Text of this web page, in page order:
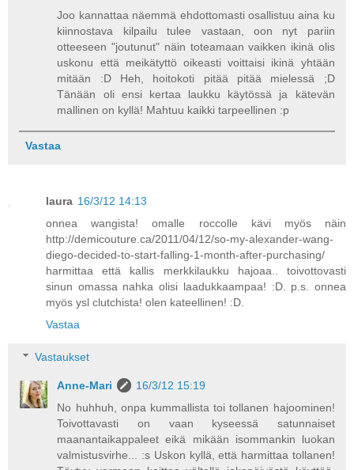
Joo kannattaa näemmä ehdottomasti osallistuu aina ku
kiinnostava kilpailu tulee vastaan, oon nyt pariin
otteeseen "joutunut" näin toteamaan vaikken ikinä olis
uskonu että meikätyttö oikeasti voittaisi ikinä yhtään
mitään :D Heh, hoitokoti pitää pitää mielessä ;D
Tänään oli ensi kertaa laukku käytössä ja kätevän
mallinen on kyllä! Mahtuu kaikki tarpeellinen :p
Vastaa
laura 16/3/12 14:13
onnea wangista! omalle roccolle kävi myös näin
http://demicouture.ca/2011/04/12/so-my-alexander-wang-
diego-decided-to-start-falling-1-month-after-purchasing/
harmittaa että kallis merkkilaukku hajoaa.. toivottovasti
sinun omassa nahka olisi laadukkaampaa! :D. p.s. onnea
myös ysl clutchista! olen kateellinen! :D.
Vastaa
Vastaukset
Anne-Mari
16/3/12 15:19
No huhhuh, onpa kummallista toi tollanen hajoominen!
Toivottavasti on vaan kyseessä satunnaiset
maanantaikappaleet eikä mikään isommankin luokan
valmistusvirhe... :s Uskon kyllä, että harmittaa tollanen!